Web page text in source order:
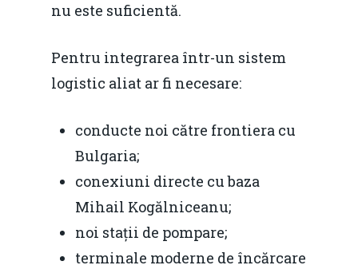
nu este suficientă.
Pentru integrarea într-un sistem
logistic aliat ar fi necesare:
conducte noi către frontiera cu
Bulgaria;
conexiuni directe cu baza
Mihail Kogălniceanu;
noi stații de pompare;
terminale moderne de încărcare